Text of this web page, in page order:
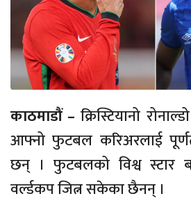
काठमाडौं – क्रिस्टियानो
आफ्नो फुटबल करिअरलाई
छन् । फुटबलको विश्व स्टार
वर्ल्डकप जित्न सकेका छैनन् ।